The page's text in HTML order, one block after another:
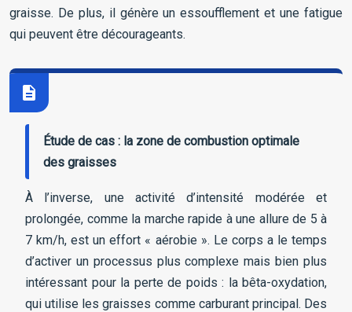
graisse. De plus, il génère un essoufflement et une fatigue
qui peuvent être décourageants.
Étude de cas : la zone de combustion optimale
des graisses
À l’inverse, une activité d’intensité modérée et
prolongée, comme la marche rapide à une allure de 5 à
7 km/h, est un effort « aérobie ». Le corps a le temps
d’activer un processus plus complexe mais bien plus
intéressant pour la perte de poids : la bêta-oxydation,
qui utilise les graisses comme carburant principal. Des